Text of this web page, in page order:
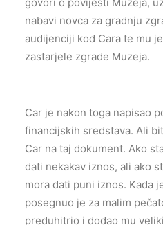
nabavi novca za gradnju
audijenciji kod Cara te mu
zastarjele zgrade Muzeja.
Car je nakon toga napisao
financijskih sredstava. Ali
Car na taj dokument. Ako
dati nekakav iznos, ali ako
mora dati puni iznos. Kada
posegnuo je za malim
preduhitrio i dodao mu